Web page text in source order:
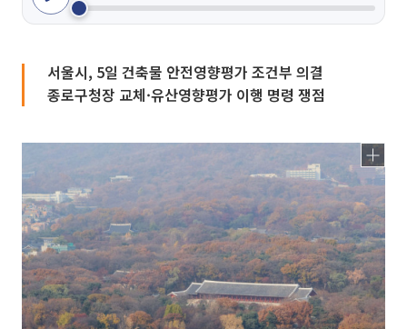
서울시, 5일 건축물 안전영향평가 조건부 의결
종로구청장 교체·유산영향평가 이행 명령 쟁점